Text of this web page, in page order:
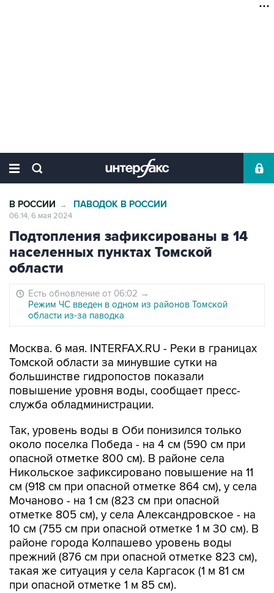
В РОССИИ → ПАВОДОК В РОССИИ
06:14, 6 мая 2024
Подтопления зафиксированы в 14
населенных пунктах Томской
области
Есть обновление от 06:02 →
Режим ЧС введен в одном из районов Томской
области из-за паводка
Москва. 6 мая. INTERFAX.RU - Реки в границах
Томской области за минувшие сутки на
большинстве гидропостов показали
повышение уровня воды, сообщает пресс-
служба обладминистрации.
Так, уровень воды в Оби понизился только
около поселка Победа - на 4 см (590 см при
опасной отметке 800 см). В районе села
Никольское зафиксировано повышение на 11
см (918 см при опасной отметке 864 см), у села
Мочаново - на 1 см (823 см при опасной
отметке 805 см), у села Александровское - на
10 см (755 см при опасной отметке 1 м 30 см). В
районе города Колпашево уровень воды
прежний (876 см при опасной отметке 823 см),
такая же ситуация у села Каргасок (1 м 81 см
при опасной отметке 1 м 85 см).